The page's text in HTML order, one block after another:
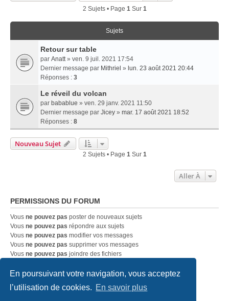
En poursuivant votre navigation, vous acceptez
l’utilisation de cookies. En savoir plus
2 Sujets • Page 1Sur 1
Sujets
Retour sur table
par Anatt» ven. 9 juil. 2021 17:54
Dernier message par Mithriel » lun. 23 août 2021 20:44
Réponses : 3
Le réveil du volcan
par babablue » ven. 29 janv. 2021 11:50
Dernier message par Jicey » mar. 17 août 2021 18:52
Réponses : 8
Nouveau Sujet
2 Sujets • Page 1Sur 1
Aller À
PERMISSIONS DU FORUM
Vous ne pouvez pas poster de nouveaux sujets
Vous ne pouvez pas répondre aux sujets
Vous ne pouvez pas modifier vos messages
Vous ne pouvez pas supprimer vos messages
Vous ne pouvez pas joindre des fichiers
Accueil Index du forum Nous contacter